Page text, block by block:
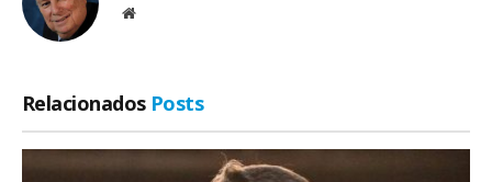
Site
Relacionados Posts